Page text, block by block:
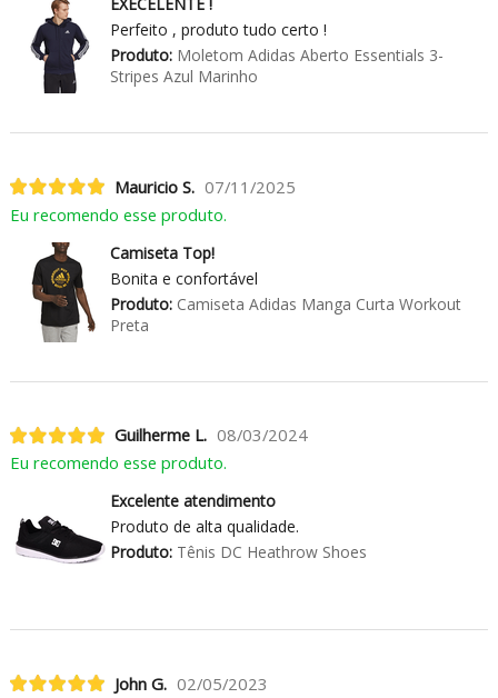
Perfeito , produto tudo certo !
Produto:Moletom Adidas Aberto Essentials 3-
Stripes Azul Marinho
Mauricio S. 07/11/2025
Eu recomendo esse produto.
Camiseta Top!
Bonita e confortável
Produto:Camiseta Adidas Manga Curta Workout
Preta
Guilherme L. 08/03/2024
Eu recomendo esse produto.
Excelente atendimento
Produto de alta qualidade.
Produto:Tênis DC Heathrow Shoes
John G. 02/05/2023